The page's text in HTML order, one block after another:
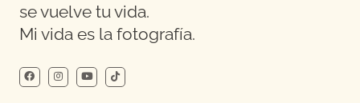
se vuelve tu vida.
Mi vida es la fotografía.